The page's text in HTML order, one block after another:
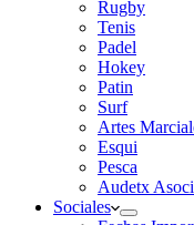
Rugby
Tenis
Padel
Hokey
Patin
Surf
Artes
Esqui
Pesca
Audetx
Sociales